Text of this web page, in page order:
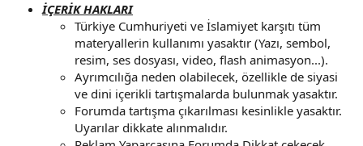
İÇERİK HAKLARI
Türkiye Cumhuriyeti ve İslamiyet karşıtı tüm
materyallerin kullanımı yasaktır (Yazı, sembol,
resim, ses dosyası, video, flash animasyon...).
Ayrımcılığa neden olabilecek, özellikle de siyasi
ve dini içerikli tartışmalarda bulunmak yasaktır.
Forumda tartışma çıkarılması kesinlikle yasaktır.
Uyarılar dikkate alınmalıdır.